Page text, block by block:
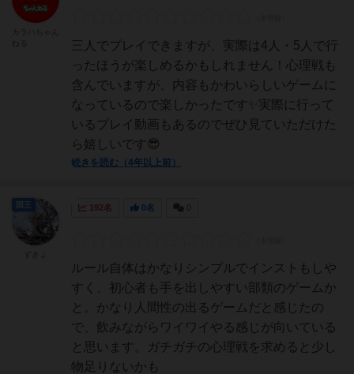
三人でプレイできますが、実際は4人・5人で行
ったほうが楽しめるかもしれません！心理戦も
含んでいますが、内容もかわいらしいゲームに
なっているので楽しかったです✨実際に行って
いるプレイ動画もあるのでぜひ見ていただけた
ら嬉しいです😎
続きを読む（4年以上前）
192名 0名
ルール自体はかなりシンプルでインストもしや
すく、初心者も手を出しやすい部類のゲームか
と。かなり人間性の出るゲームだと感じたの
で、飲みながらワイワイやる感じが向いている
と思います。ガチガチの心理戦を求めると少し
物足りないかも
国王